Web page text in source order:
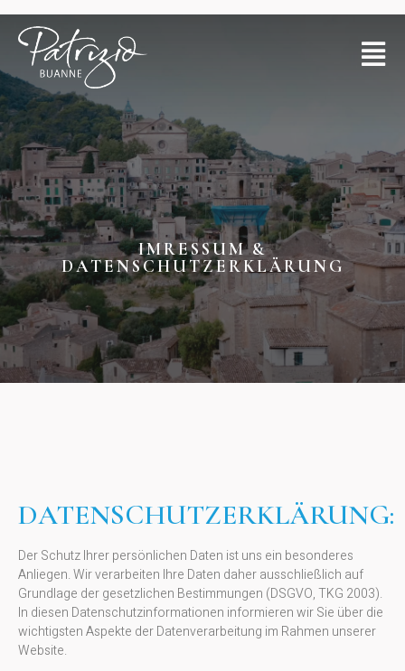
IMRESSUM &
DATENSCHUTZERKLÄRUNG
DATENSCHUTZERKLÄRUNG:
Der Schutz Ihrer persönlichen Daten ist uns ein besonderes
Anliegen. Wir verarbeiten Ihre Daten daher ausschließlich auf
Grundlage der gesetzlichen Bestimmungen (DSGVO, TKG 2003).
In diesen Datenschutzinformationen informieren wir Sie über die
wichtigsten Aspekte der Datenverarbeitung im Rahmen unserer
Website.